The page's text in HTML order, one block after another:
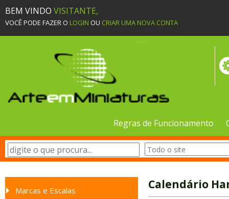
BEM VINDO VISITANTE,
VOCÊ PODE FAZER O LOGIN OU CRIAR UMA NOVA CONTA
Regras de Funcionamento
Marcas e Escalas Calendário